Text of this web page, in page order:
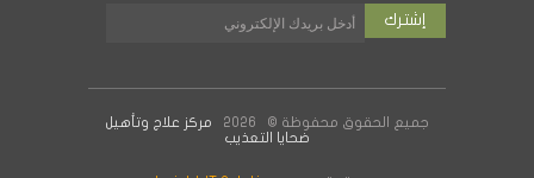
جميع الحقوق محفوظة © 2026
مركز علاج وتأهيل
ضحايا التعذيب